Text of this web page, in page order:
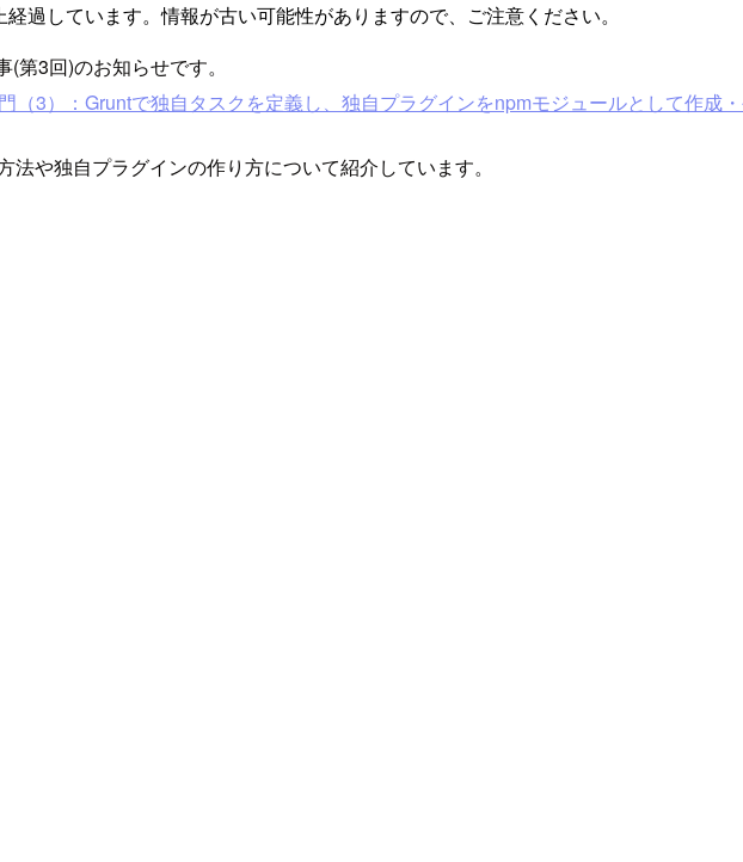
過しています。情報が古い可能性がありますので、ご注意ください。
第3回)のお知らせです。
（3）：Gruntで独自タスクを定義し、独自プラグインをnpmモジュールとして作成
や独自プラグインの作り方について紹介しています。